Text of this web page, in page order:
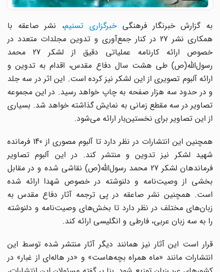
به گزارش خبرنگار فرهنگیخبرگزاری تسنیم، نشر صاعقه با
همکاری نشر 27 در کنار جمع‌آوری و تدوین مجلدات متعدد در
خصوص ارائه کارنامه عملیاتی دقیق از لشکر 27 محمد
رسول‌الله(ص) طی هشت سال دفاع مقدس، اقدام به تدوین و
ارائه آلبوم تصویری از این لشکر نیز کرده است. این اثر در سه جلد
و در حدود سه هزار صفحه به چاپ خواهد رسید. در این مجموعه
تصاویر در سه مقطع زمانی به نمایش گذاشته خواهد شد. بسیاری
از این تصاویر برای نخستین‌بار ارائه می‌شود.
همچنین این انتشارات در نظر دارد تا آلبوم مصوری از 140 فرمانده
شهید لشکر نیز تدوین و منتشر کند. در این آلبوم تصاویر
فرماندهان لشکر 27 محمد رسول‌الله(ص) نقاشی شده و در مقابل
بخشی از وصیت‌نامه و دلنوشته در خصوص شهدا ارائه شده
است. همچنین نشر صاعقه در پی ترجمه آثار دفاع مقدس به
زبان‌های مختلف در نظر دارد تا بخش‌های وصیت‌نامه و دلنوشته
را به سه زبان عربی، فارطی و انگلیسی ارائه کند.
قرار است این آثار نیز همانند دیگر آثار منتشر شده توسط این
انتشارات مانند «ماه همراه بچه‌هاست» و «در هاله‌ای از غبار» در